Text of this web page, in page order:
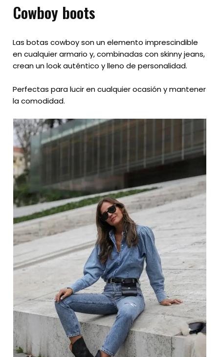
Cowboy boots
Las botas cowboy son un elemento imprescindible
en cualquier armario y, combinadas con skinny jeans,
crean un look auténtico y lleno de personalidad.
Perfectas para lucir en cualquier ocasión y mantener
la comodidad.